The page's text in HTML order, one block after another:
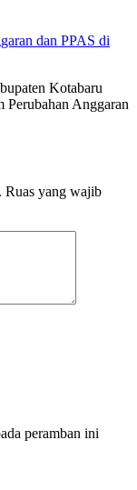
dan PPAS di
Kotabaru
Perubahan Anggaran
Ruas yang wajib
peramban ini